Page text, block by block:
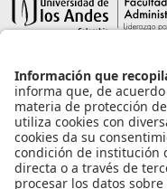
Información de
info@aneia.edu.co
Bogotá, Colombia